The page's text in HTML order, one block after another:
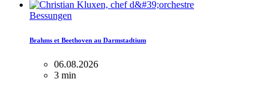
Bessungen
Brahms et Beethoven au Darmstadtium
06.08.2026
3 min